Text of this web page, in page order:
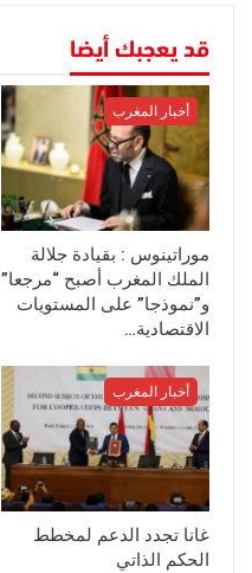
قد يعجبك أيضا
أخبار المغرب
موراتينوس : بقيادة جلالة
الملك المغرب أصبح “مرجعا”
و”نموذجا” على المستويات
الاقتصادية…
أخبار المغرب
غانا تجدد الدعم لمخطط
الحكم الذاتي